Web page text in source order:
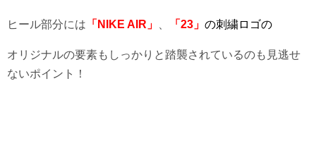
ヒール部分には 「NIKE AIR」 「23」 の刺繍ロゴの
オリジナルの要素もしっかりと踏襲されているのも見逃せ
ないポイント！